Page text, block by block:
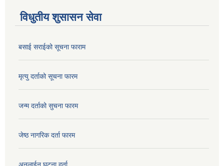
विधुतीय शुसासन सेवा
बसाई सराईको सूचना फाराम
मृत्यु दर्ताको सूचना फारम
जन्म दर्ताको सुचना फारम
जेष्ठ नागरिक दर्ता फारम
अनलाईन घटना दर्ता